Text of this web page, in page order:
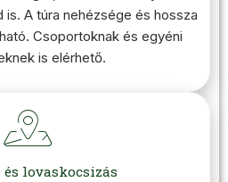
A túra nehézsége és hossza
Csoportoknak és egyéni
is elérhető.
és lovaskocsizás